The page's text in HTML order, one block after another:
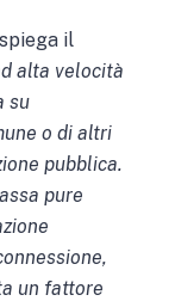
spiega il
alta velocità
su
o di altri
pubblica.
pure
un fattore